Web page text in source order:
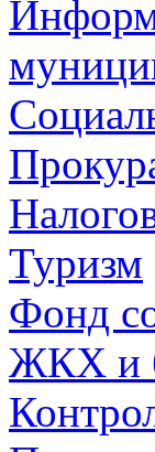
Туризм
Фонд
ЖКХ и